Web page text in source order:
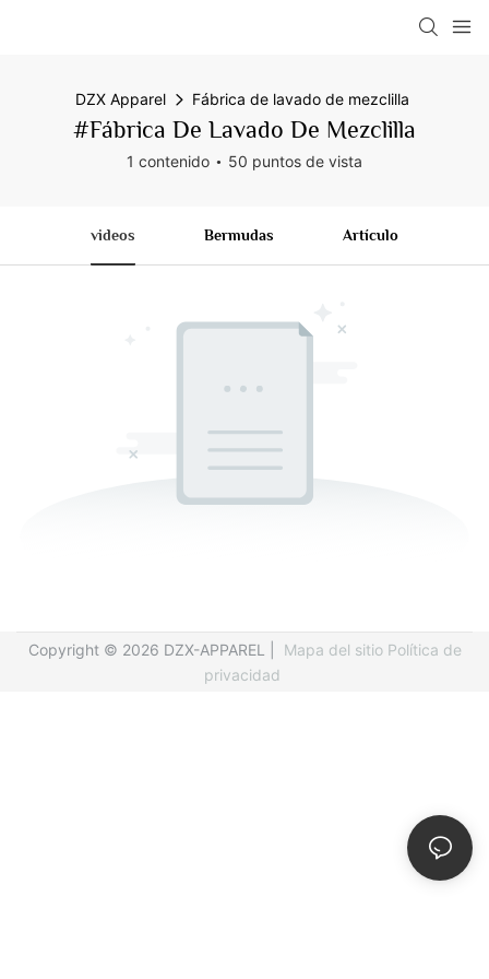
DZX Apparel Fábrica de lavado de mezclilla
#Fábrica De Lavado De Mezclilla
1 contenido 50 puntos de vista
videos Bermudas Artículo
Copyright © 2026 DZX-APPAREL | Mapa del sitio Política de
privacidad